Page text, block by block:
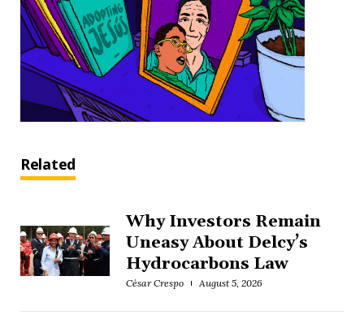
Related
Why Investors Remain
Uneasy About Delcy’s
Hydrocarbons Law
César Crespo August 5, 2026